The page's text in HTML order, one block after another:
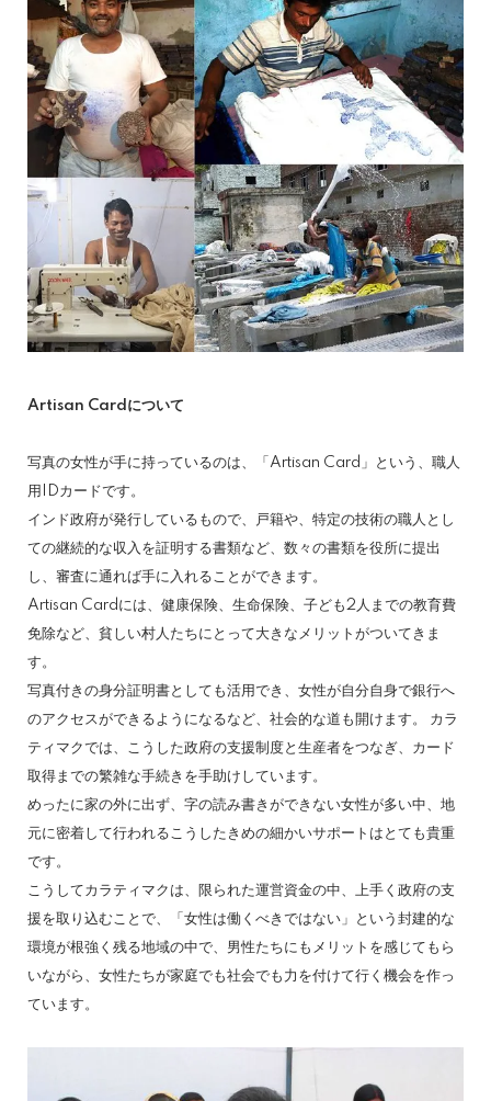
Artisan Cardについて
写真の女性が手に持っているのは、「Artisan Card」という、職人
用IDカードです。
インド政府が発行しているもので、戸籍や、特定の技術の職人とし
ての継続的な収入を証明する書類など、数々の書類を役所に提出
し、審査に通れば手に入れることができます。
Artisan Cardには、健康保険、生命保険、子ども2人までの教育費
免除など、貧しい村人たちにとって大きなメリットがついてきま
す。
写真付きの身分証明書としても活用でき、女性が自分自身で銀行へ
のアクセスができるようになるなど、社会的な道も開けます。 カラ
ティマクでは、こうした政府の支援制度と生産者をつなぎ、カード
取得までの繁雑な手続きを手助けしています。
めったに家の外に出ず、字の読み書きができない女性が多い中、地
元に密着して行われるこうしたきめの細かいサポートはとても貴重
です。
こうしてカラティマクは、限られた運営資金の中、上手く政府の支
援を取り込むことで、「女性は働くべきではない」という封建的な
環境が根強く残る地域の中で、男性たちにもメリットを感じてもら
いながら、女性たちが家庭でも社会でも力を付けて行く機会を作っ
ています。